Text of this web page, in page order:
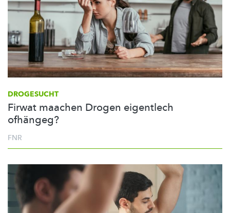
DROGESUCHT
Firwat maachen Drogen eigentlech
ofhängeg?
FNR